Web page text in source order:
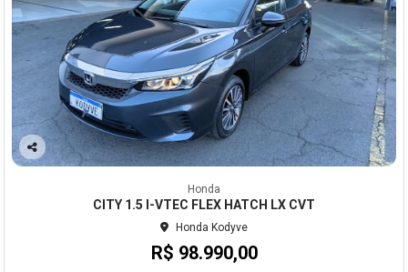
Co
Honda
CITY 1.5 I-VTEC FLEX HATCH LX CVT
Honda Kodyve
R$ 98.990,00